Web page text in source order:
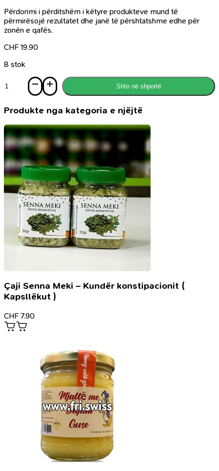
Përdorimi i përditshëm i këtyre produkteve mund të
përmirësojë rezultatet dhe janë të përshtatshme edhe për
zonën e qafës.
CHF 19.90
8 stok
Dr.
Set
Me
Vitamine
C
&
Retinol,
për
ditën
dhe
natën
Rashel
Vitamin
&
Night
Cream
Combo
Shto në shportë
Produkte nga kategoria e njëjtë
Çaji Senna Meki – Kundër konstipacionit (
Kapsllëkut )
CHF 7.90